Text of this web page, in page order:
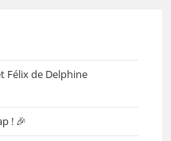
Félix de Delphine
! 🎉